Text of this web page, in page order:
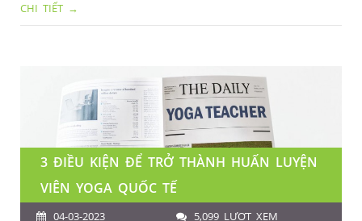
CHI TIẾT →
3 ĐIỀU KIỆN ĐỂ TRỞ THÀNH HUẤN LUYỆN
VIÊN YOGA QUỐC TẾ
04-03-2023 5,099 LƯỢT XEM